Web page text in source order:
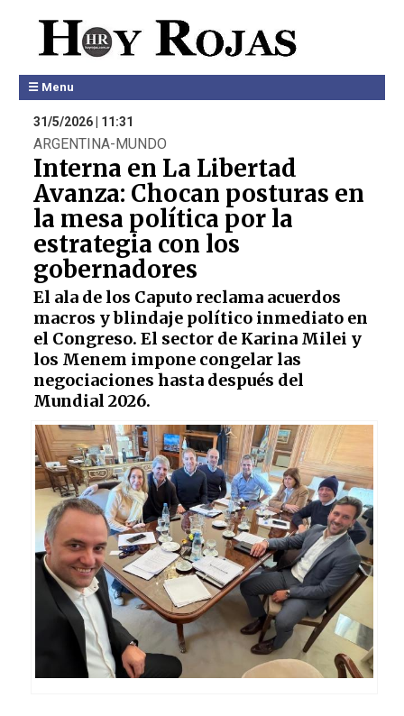
☰ Menu
31/5/2026 | 11:31
ARGENTINA-MUNDO
Interna en La Libertad
Avanza: Chocan posturas en
la mesa política por la
estrategia con los
gobernadores
El ala de los Caputo reclama acuerdos
macros y blindaje político inmediato en
el Congreso. El sector de Karina Milei y
los Menem impone congelar las
negociaciones hasta después del
Mundial 2026.